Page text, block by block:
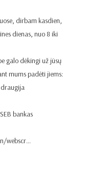
dirbam kasdien,
dienas, nuo 8 iki
galo dėkingi už jūsų
mums padėti jiems:
bankas
webscr…